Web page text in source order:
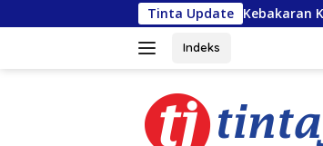
ke
Tinta Update
usai Kebakaran KM Mutiara Sentosa II,
Indeks